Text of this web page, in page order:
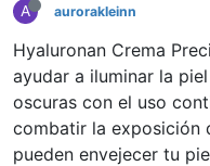
A aurorakleinn
Hyaluronan Crema
ayudar a iluminar la
oscuras con el uso
combatir la exposición
pueden envejecer tu